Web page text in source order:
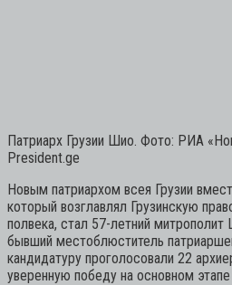
Патриарх Грузии Шио. Фото: РИА
President.ge
Новым патриархом всея Грузии
который возглавлял Грузинскую
полвека, стал 57-летний
бывший местоблюститель
кандидатуру проголосовали 22
уверенную победу на основном этапе